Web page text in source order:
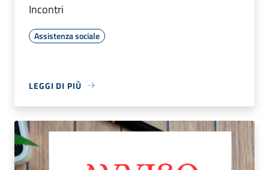
Incontri
Assistenza sociale
LEGGI DI PIÙ